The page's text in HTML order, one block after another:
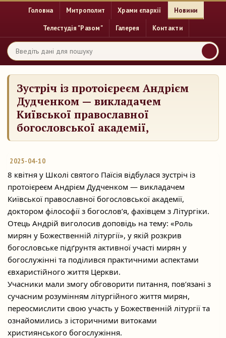
Головна Митрополит Храми єпархії Новини
Телестудія "Разом" Галерея Контакти
Зустріч із протоієреєм Андрієм
Дудченком — викладачем
Київської православної
богословської академії,
2025-04-10
8 квітня у Школі святого Паїсія відбулася зустріч із
протоієреєм Андрієм Дудченком — викладачем
Київської православної богословської академії,
доктором філософії з богослов’я, фахівцем з Літургіки.
Отець Андрій виголосив доповідь на тему: «Роль
мирян у Божественній літургії», у якій розкрив
богословське підґрунтя активної участі мирян у
богослужінні та поділився практичними аспектами
євхаристійного життя Церкви.
Учасники мали змогу обговорити питання, пов’язані з
сучасним розумінням літургійного життя мирян,
переосмислити свою участь у Божественній літургії та
ознайомились з історичними витоками
християнського богослужіння.